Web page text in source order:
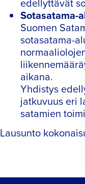
Sotasatama-
Suomen
sotasatama-
aikana.
Yhdistys
jatkuvuus eri
satamien
Lausunto